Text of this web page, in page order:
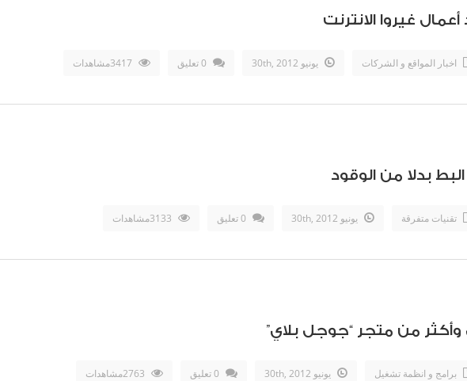
غيروا الانترنت
اخبار المواقع و الشركات يونيو 30th, 2012 0 تعليق
بدلا من الوقود
تقنيات متفرقة يونيو 30th, 2012 0 تعليق
برامج و انظمة تشغيل يونيو 30th, 2012 0 تعليق